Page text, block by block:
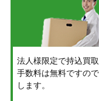
法人様限定で持込買
手数料は無料ですの
します。